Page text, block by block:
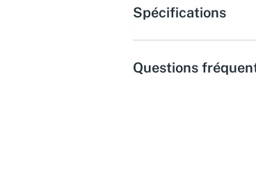
Spécifications
Questions